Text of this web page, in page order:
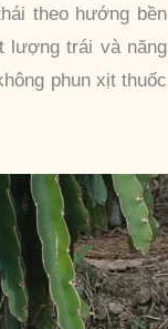
theo hướng bền
lượng trái và năng
phun xịt thuốc